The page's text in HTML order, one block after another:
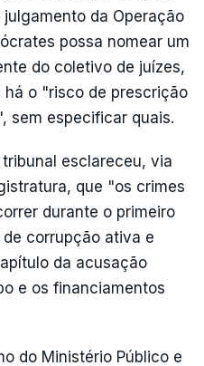
da Operação
possa nomear um
do coletivo de juízes,
há o "risco de prescrição
sem especificar quais.
esclareceu, via
que "os crimes
durante o primeiro
corrupção ativa e
da acusação
e os financiamentos
do Ministério Público e